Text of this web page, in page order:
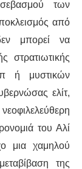
των
από
μπορεί να
στρατιωτικής
ή μυστικών
ελίτ,
του Αλί
μια χαμηλού
της